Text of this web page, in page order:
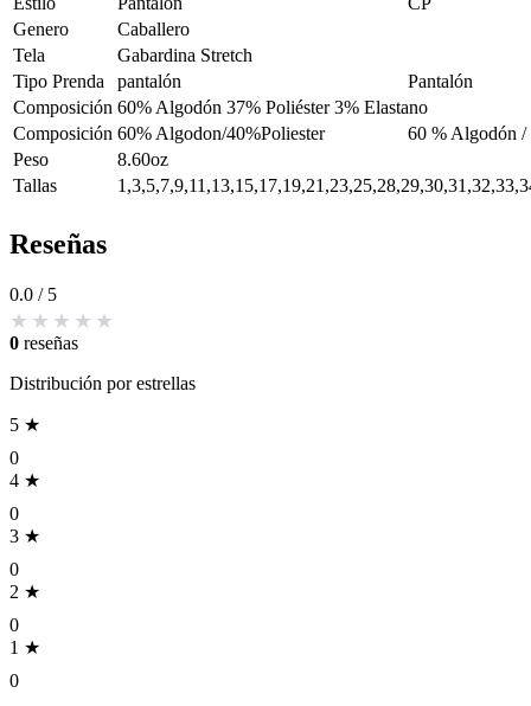
Genero
Caballero
Tela
Gabardina Stretch
Tipo Prenda
pantalón
Pantalón
Composición 60% Algodón 37% Poliéster 3% Elastano
Composición 60% Algodon/40%Poliester
60 % Algodón /
Peso
8.60oz
Tallas
Reseñas
0.0 / 5
0 reseñas
Distribución por estrellas
5 ★
0
4 ★
0
3 ★
0
2 ★
0
1 ★
0